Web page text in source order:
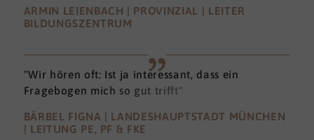
ARMIN LEIENBACH | PROVINZIAL | LEITER
BILDUNGSZENTRUM
"Wir hören oft: Ist ja interessant, dass ein
Fragebogen mich so gut trifft"
BÄRBEL FIGNA | LANDESHAUPTSTADT MÜNCHEN
| LEITUNG PE, PF & FKE